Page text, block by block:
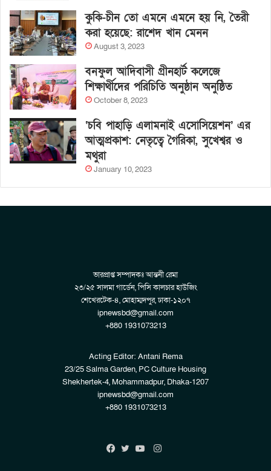
কুকি-চীন তো এমনে এমনে হয় নি, তৈরী
করা হয়েছে: রাশেদ খান মেনন
August 3, 2023
বনফুল আদিবাসী গ্রীনহার্ট কলেজে
শিক্ষার্থীদের পরিচিতি অনুষ্ঠান অনুষ্ঠিত
October 8, 2023
‘চবি পাহাড়ি এলামনাই এসোসিয়েশন’ এর
আত্মপ্রকাশ: নেতৃত্বে গৈরিকা, সুখেশ্বর ও
মথুরা
January 10, 2023
ভারপ্রাপ্ত সম্পাদকঃ আন্তনী রেমা
২৩/২৫ সালমা গার্ডেন, পিসি কালচার হাউজিং
শেখেরটেক-৪, মোহাম্মদপুর, ঢাকা-১২০৭
ipnewsbd@gmail.com
+880 1931073213
Acting Editor: Antani Rema
23/25 Salma Garden, PC Culture Housing
Shekhertek-4, Mohammadpur, Dhaka-1207
ipnewsbd@gmail.com
+880 1931073213
Instagram